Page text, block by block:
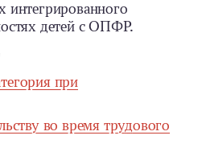
интегрированного
детей с ОПФР.
при
во время трудового